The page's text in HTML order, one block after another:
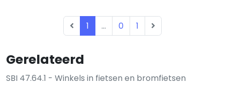
Gerelateerd
SBI 47.64.1 - Winkels in fietsen en bromfietsen
1 ... 0 1